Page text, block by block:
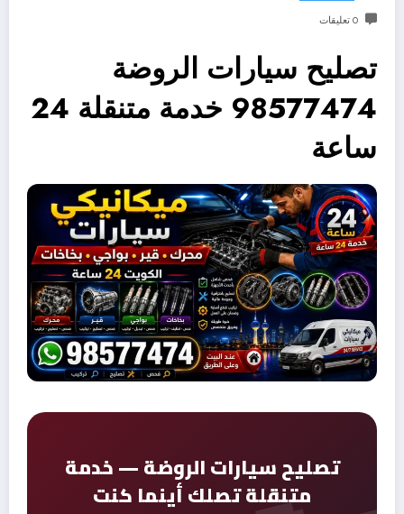
0 تعليقات
تصليح سيارات الروضة
98577474 خدمة متنقلة 24
ساعة
تصليح سيارات الروضة — خدمة
متنقلة تصلك أينما كنت